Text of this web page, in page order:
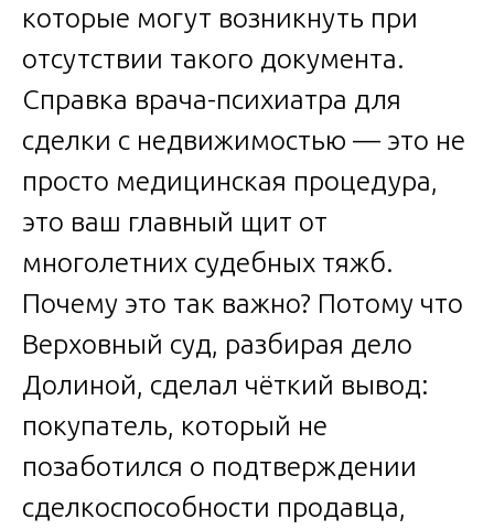
которые могут возникнуть при
отсутствии такого документа.
Справка врача-психиатра для
сделки с недвижимостью — это не
просто медицинская процедура,
это ваш главный щит от
многолетних судебных тяжб.
Почему это так важно? Потому что
Верховный суд, разбирая дело
Долиной, сделал чёткий вывод:
покупатель, который не
позаботился о подтверждении
сделкоспособности продавца,